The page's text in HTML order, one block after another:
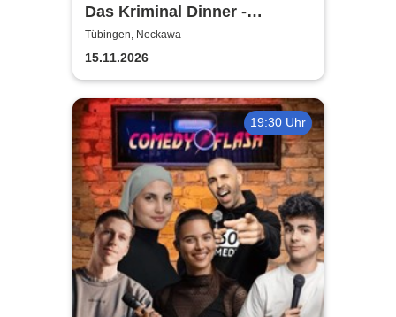
Das Kriminal Dinner -
Alpenkrimi: Knödelmord beim
Gipfeltreffen
Tübingen, Neckawa
15.11.2026
19:30 Uhr